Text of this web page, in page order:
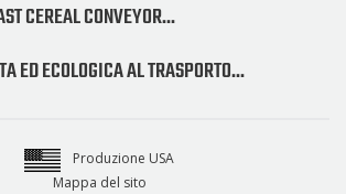
CEREAL CONVEYOR...
ED ECOLOGICA AL TRASPORTO...
Produzione USA
Mappa del sito